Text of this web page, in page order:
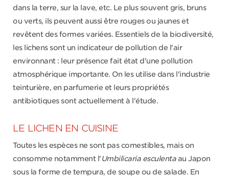
dans la terre, sur la lave, etc. Le plus souvent gris, bruns
ou verts, ils peuvent aussi être rouges ou jaunes et
revêtent des formes variées. Essentiels de la biodiversité,
les lichens sont un indicateur de pollution de l'air
environnant : leur présence fait état d'une pollution
atmosphérique importante. On les utilise dans l'industrie
teinturière, en parfumerie et leurs propriétés
antibiotiques sont actuellement à l'étude.
LE LICHEN EN CUISINE
Toutes les espèces ne sont pas comestibles, mais on
consomme notamment l'Umbilicaria esculentaau Japon
sous la forme de tempura, de soupe ou de salade. En